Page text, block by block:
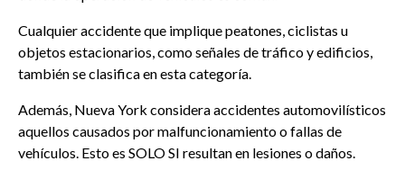
Cualquier accidente que implique peatones, ciclistas u
objetos estacionarios, como señales de tráfico y edificios,
también se clasifica en esta categoría.
Además, Nueva York considera accidentes automovilísticos
aquellos causados por malfuncionamiento o fallas de
vehículos. Esto es SOLO SI resultan en lesiones o daños.